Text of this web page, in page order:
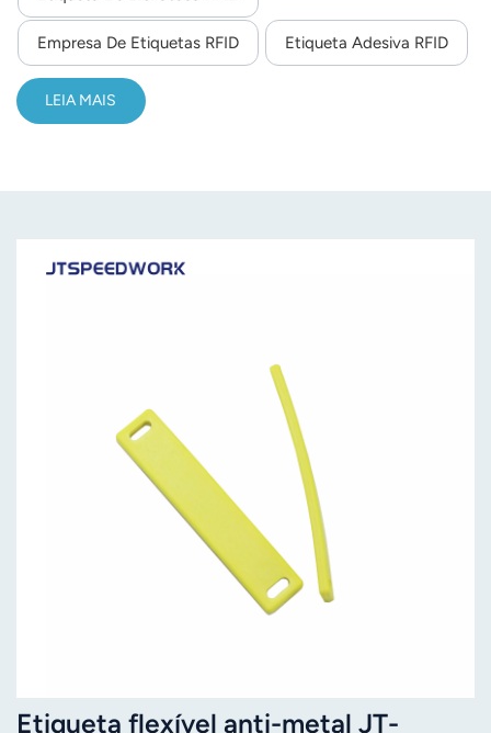
magyar
Empresa De Etiquetas RFID Etiqueta Adesiva RFID
LEIA MAIS
Etiqueta flexível anti-metal JT-